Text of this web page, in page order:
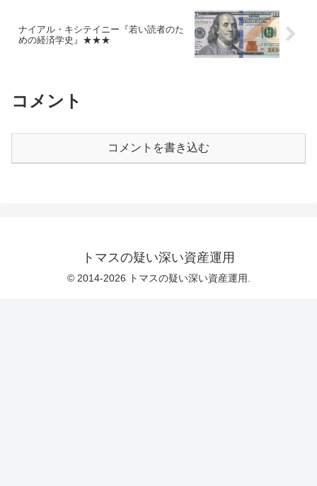
ナイアル・キシテイニー『若い読者のた
めの経済学史』★★★
コメント
コメントを書き込む
トマスの疑い深い資産運用
© 2014-2026 トマスの疑い深い資産運用.